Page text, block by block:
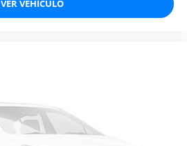
VER VEHÍCULO